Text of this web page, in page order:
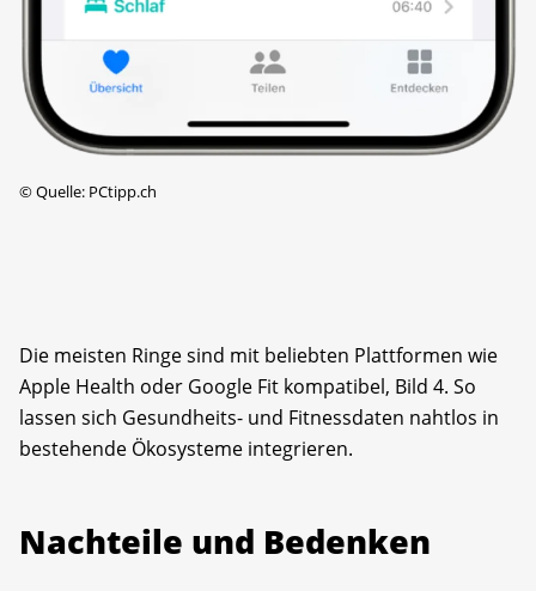
©Quelle: PCtipp.ch
Die meisten Ringe sind mit beliebten Plattformen wie
Apple Health oder Google Fit kompatibel, Bild 4. So
lassen sich Gesundheits- und Fitnessdaten nahtlos in
bestehende Ökosysteme integrieren.
Nachteile und Bedenken